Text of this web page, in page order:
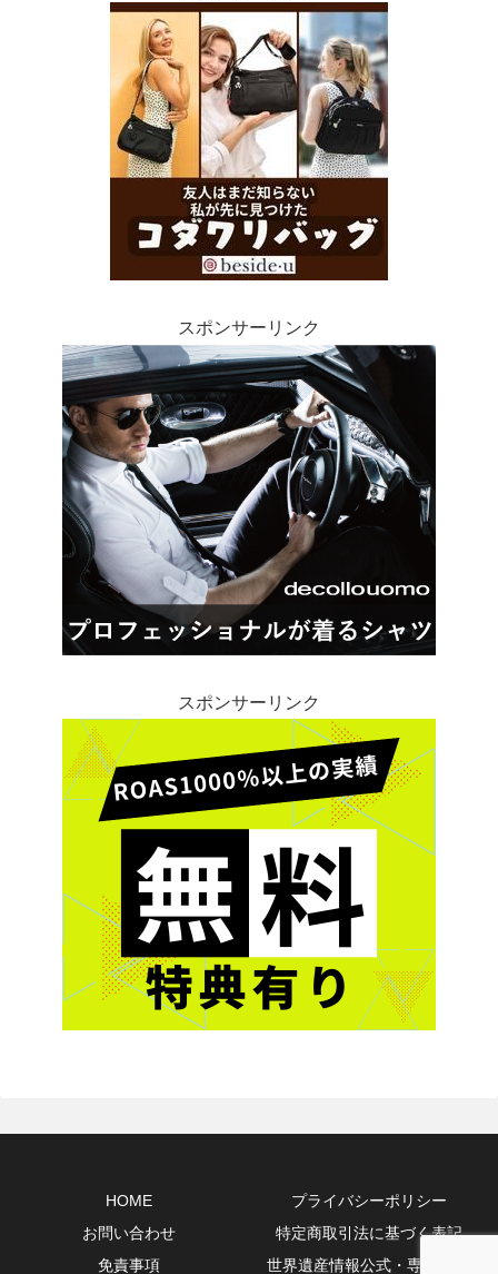
スポンサーリンク
スポンサーリンク
HOME
プライバシーポリシー
お問い合わせ
特定商取引法に基づく表記
免責事項
世界遺産情報公式・専門10選